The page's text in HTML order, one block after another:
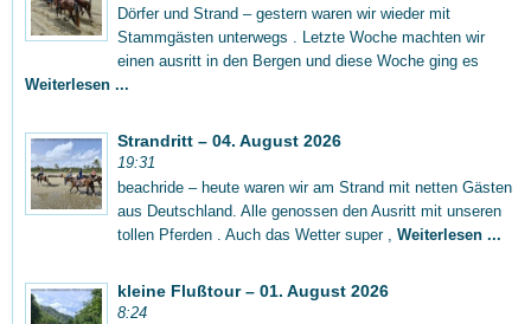
Dörfer und Strand – gestern waren wir wieder mit
Stammgästen unterwegs . Letzte Woche machten wir
einen ausritt in den Bergen und diese Woche ging es
Weiterlesen ...
Strandritt – 04. August 2026
19:31
beachride – heute waren wir am Strand mit netten Gästen
aus Deutschland. Alle genossen den Ausritt mit unseren
tollen Pferden . Auch das Wetter super , Weiterlesen ...
kleine Flußtour – 01. August 2026
8:24